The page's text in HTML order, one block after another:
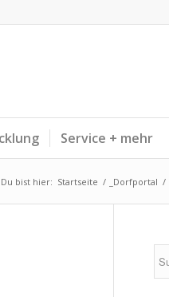
Service + mehr
Du bist hier: Startseite / _Dorfportal /